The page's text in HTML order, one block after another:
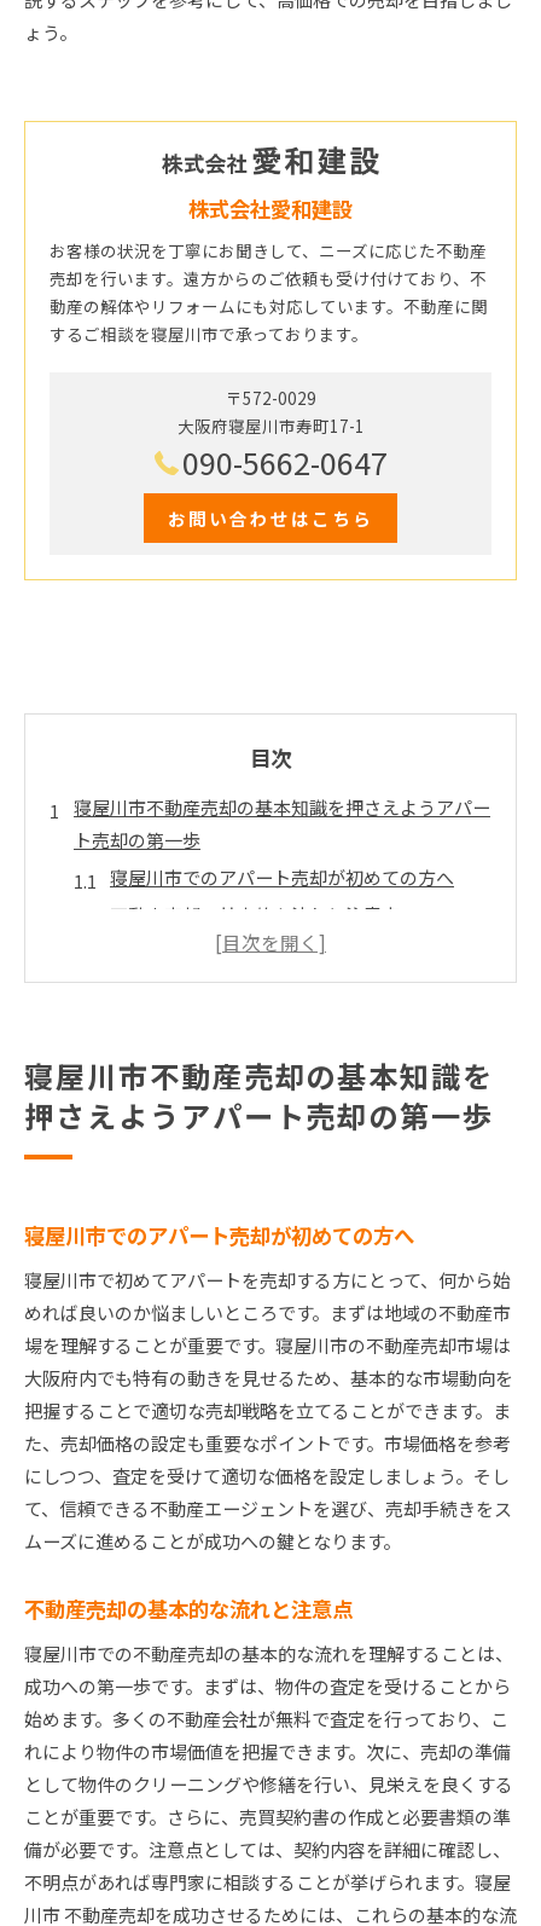
ょう。
株式会社愛和建設
お客様の状況を丁寧にお聞きして、ニーズに応じた不動産
売却を行います。遠方からのご依頼も受け付けており、不
動産の解体やリフォームにも対応しています。不動産に関
するご相談を寝屋川市で承っております。
〒572-0029
大阪府寝屋川市寿町17-1
090-5662-0647
お問い合わせはこちら
目次
寝屋川市不動産売却の基本知識を押さえようアパー
ト売却の第一歩
寝屋川市でのアパート売却が初めての方へ
不動産売却の基本的な流れと注意点
寝屋川市不動産市場の基礎知識
売却前に知っておきたい重要書類
寝屋川市アパート売却における費用の確認
寝屋川市の地域特性を理解して不動産売却戦略を立
てよう
学校や公共施設の重要性について
地域の利便性と売却価格の関係
過去の売却事例から学ぶ寝屋川市の特性
地域資産としてのアパートの魅力を高める方法
大阪府寝屋川市不動産市場の最新動向をチェックア
パート売却に役立つ情報
最新の不動産市場データとトレンド
寝屋川市での売却タイミングの見極め方
競合物件の分析と差別化ポイント
価格上昇の要因とその影響
市場動向を踏まえたアパートの売却戦略
寝屋川市でのアパート売却を成功させるための価格
設定の秘訣
適正価格の設定方法
過去の取引データを参考にする
プロの査定を受けるメリット
価格交渉のポイントと注意点
競合物件との差別化を図る
寝屋川市不動産売却の基本知識を
押さえようアパート売却の第一歩
寝屋川市でのアパート売却が初めての方へ
寝屋川市で初めてアパートを売却する方にとって、何から始
めれば良いのか悩ましいところです。まずは地域の不動産市
場を理解することが重要です。寝屋川市の不動産売却市場は
大阪府内でも特有の動きを見せるため、基本的な市場動向を
把握することで適切な売却戦略を立てることができます。ま
た、売却価格の設定も重要なポイントです。市場価格を参考
にしつつ、査定を受けて適切な価格を設定しましょう。そし
て、信頼できる不動産エージェントを選び、売却手続きをス
ムーズに進めることが成功への鍵となります。
不動産売却の基本的な流れと注意点
寝屋川市での不動産売却の基本的な流れを理解することは、
成功への第一歩です。まずは、物件の査定を受けることから
始めます。多くの不動産会社が無料で査定を行っており、こ
れにより物件の市場価値を把握できます。次に、売却の準備
として物件のクリーニングや修繕を行い、見栄えを良くする
ことが重要です。さらに、売買契約書の作成と必要書類の準
備が必要です。注意点としては、契約内容を詳細に確認し、
不明点があれば専門家に相談することが挙げられます。寝屋
川市 不動産売却を成功させるためには、これらの基本的な流